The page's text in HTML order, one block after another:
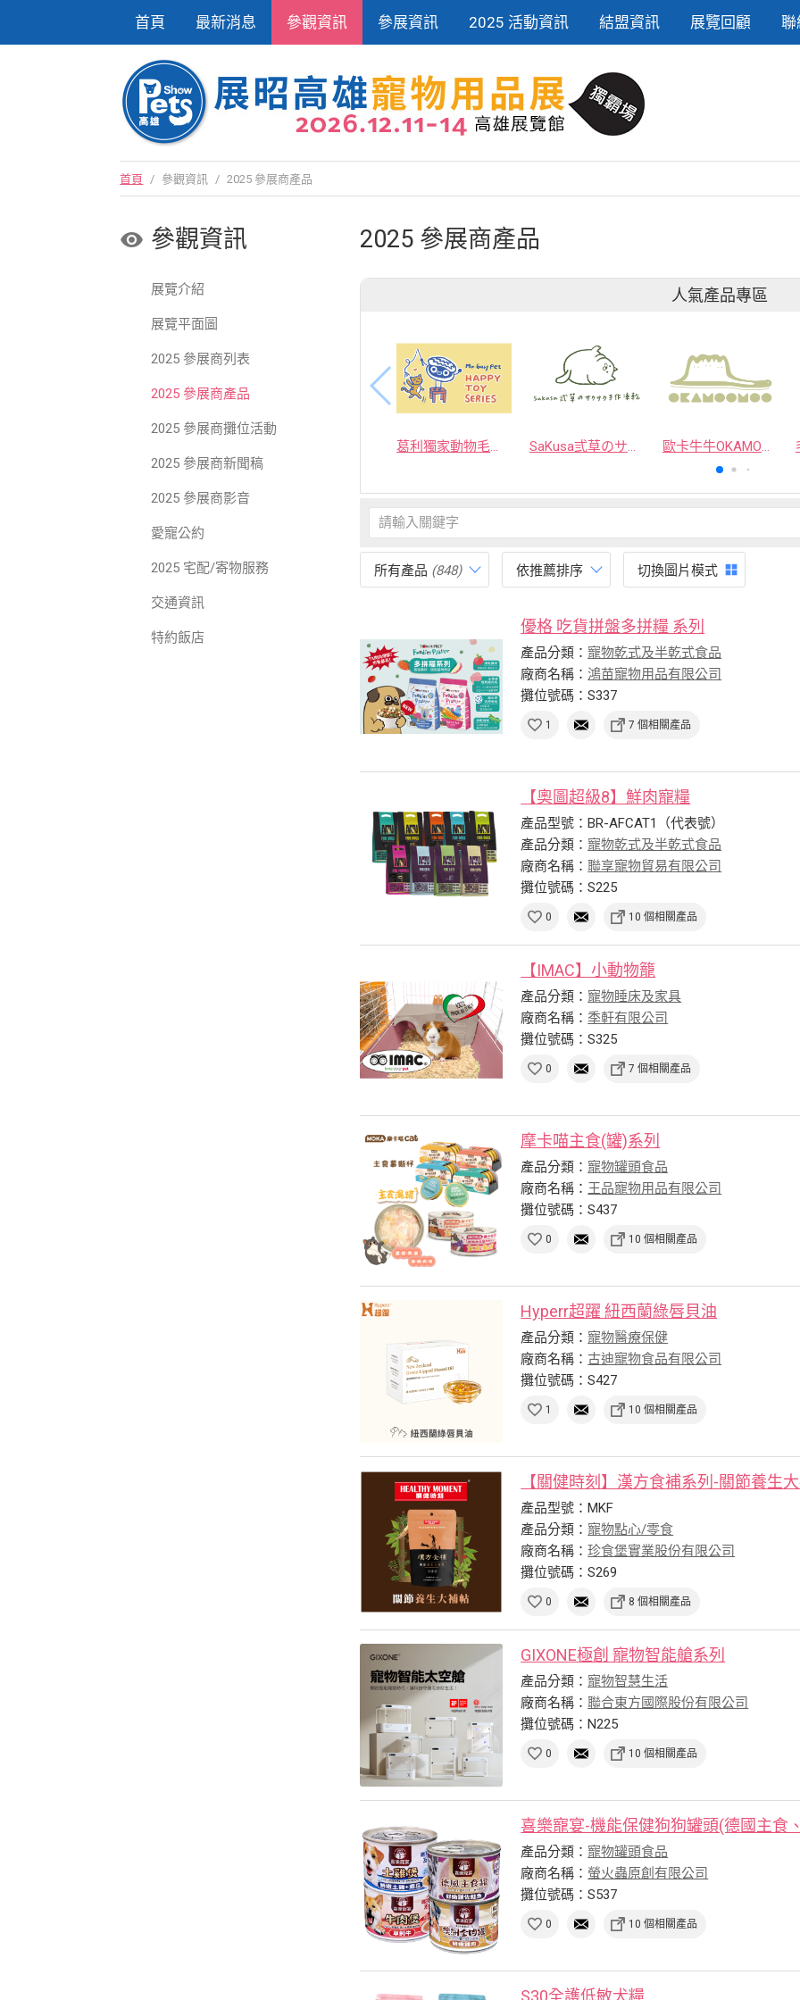
首頁 最新消息 參觀資訊 參展資訊 2025 活動資訊 結盟資訊 展覽回顧 聯
首頁 / 參觀資訊 / 2025 參展商產品
參觀資訊
展覽介紹
展覽平面圖
2025 參展商列表
2025 參展商產品
2025 參展商攤位活動
2025 參展商新聞稿
2025 參展商影音
愛寵公約
2025 宅配/寄物服務
交通資訊
特約飯店
2025 參展商產品
人氣產品專區
葛利獨家動物毛逗貓棒 SaKusa弎草のサクサク手作凍乾 歐卡牛牛OKAMOOMOO 貓草包
所有產品 (848) 依推薦排序 切換圖片模式
優格 吃貨拼盤多拼糧 系列
產品分類：寵物乾式及半乾式食品
廠商名稱：鴻苗寵物用品有限公司
攤位號碼：S337
1 7 個相關產品
【奧圖超級8】鮮肉寵糧
產品型號：BR-AFCAT1（代表號）
產品分類：寵物乾式及半乾式食品
廠商名稱：聯享寵物貿易有限公司
攤位號碼：S225
0 10 個相關產品
【IMAC】小動物籠
產品分類：寵物睡床及家具
廠商名稱： 季軒有限公司
攤位號碼：S325
0 7 個相關產品
摩卡喵主食(罐)系列
產品分類：寵物罐頭食品
廠商名稱： 王品寵物用品有限公司
攤位號碼：S437
0 10 個相關產品
Hyperr超躍 紐西蘭綠唇貝油
產品分類：寵物醫療保健
廠商名稱：古迪寵物食品有限公司
攤位號碼：S427
1 10 個相關產品
【關健時刻】漢方食補系列-關節養生
產品型號：MKF
產品分類：寵物點心/零食
廠商名稱：珍食堡實業股份有限公司
攤位號碼：S269
0 8 個相關產品
GIXONE極創 寵物智能艙系列
產品分類：寵物智慧生活
廠商名稱：聯合東方國際股份有限公司
攤位號碼：N225
0 10 個相關產品
喜樂寵宴-機能保健狗狗罐頭(德國主食
產品分類：寵物罐頭食品
廠商名稱： 螢火蟲原創有限公司
攤位號碼：S537
0 10 個相關產品
S30全護低敏犬糧